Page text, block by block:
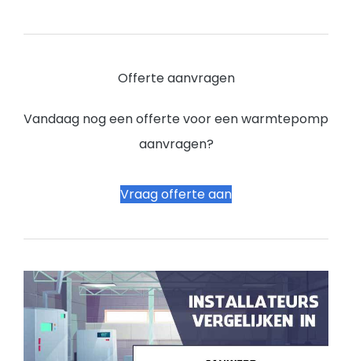
Offerte aanvragen
Vandaag nog een offerte voor een warmtepomp
aanvragen?
Vraag offerte aan